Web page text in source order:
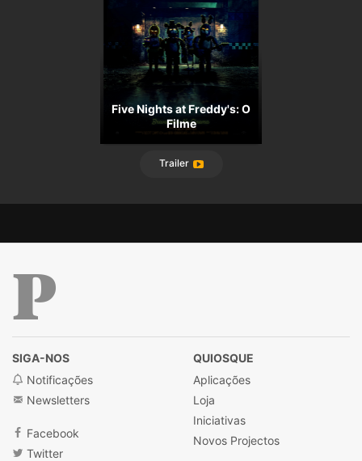
Five Nights at Freddy's: O
Filme
Trailer
SIGA-NOS
Notificações
Newsletters
Facebook
Twitter
QUIOSQUE
Aplicações
Loja
Iniciativas
Novos Projectos